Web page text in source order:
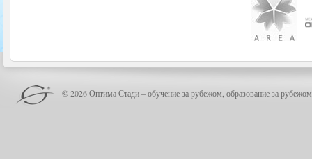
© 2026 Оптима Стади – обучение за рубежом, образование за